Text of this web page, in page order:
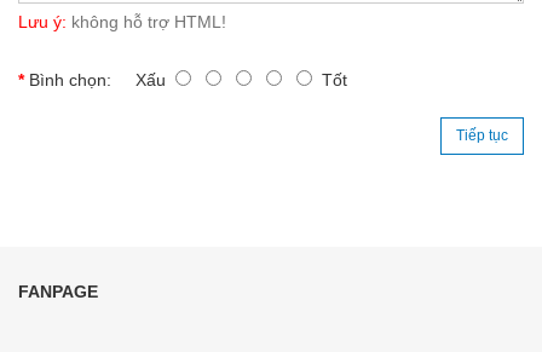
Lưu ý: không hỗ trợ HTML!
Bình chọn: Xấu Tốt
Tiếp tục
FANPAGE